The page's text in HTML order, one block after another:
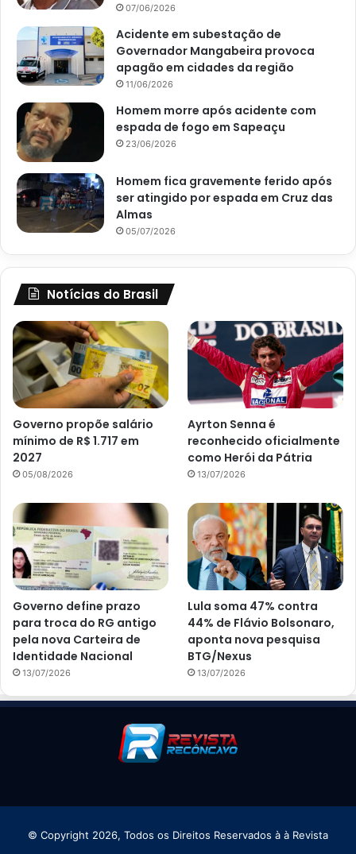
07/06/2026
Acidente em subestação de
Governador Mangabeira provoca
apagão em cidades da região
11/06/2026
Homem morre após acidente com
espada de fogo em Sapeaçu
23/06/2026
Homem fica gravemente ferido após
ser atingido por espada em Cruz das
Almas
05/07/2026
Notícias do Brasil
Governo propõe salário
mínimo de R$ 1.717 em
2027
05/08/2026
Ayrton Senna é
reconhecido oficialmente
como Herói da Pátria
13/07/2026
Governo define prazo
para troca do RG antigo
pela nova Carteira de
Identidade Nacional
13/07/2026
Lula soma 47% contra
44% de Flávio Bolsonaro,
aponta nova pesquisa
BTG/Nexus
13/07/2026
© Copyright 2026, Todos os Direitos Reservados à à Revista